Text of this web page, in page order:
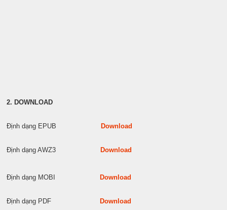
2. DOWNLOAD
Định dạng EPUB Download
Định dạng AWZ3 Download
Định dạng MOBI Download
Định dạng PDF Download